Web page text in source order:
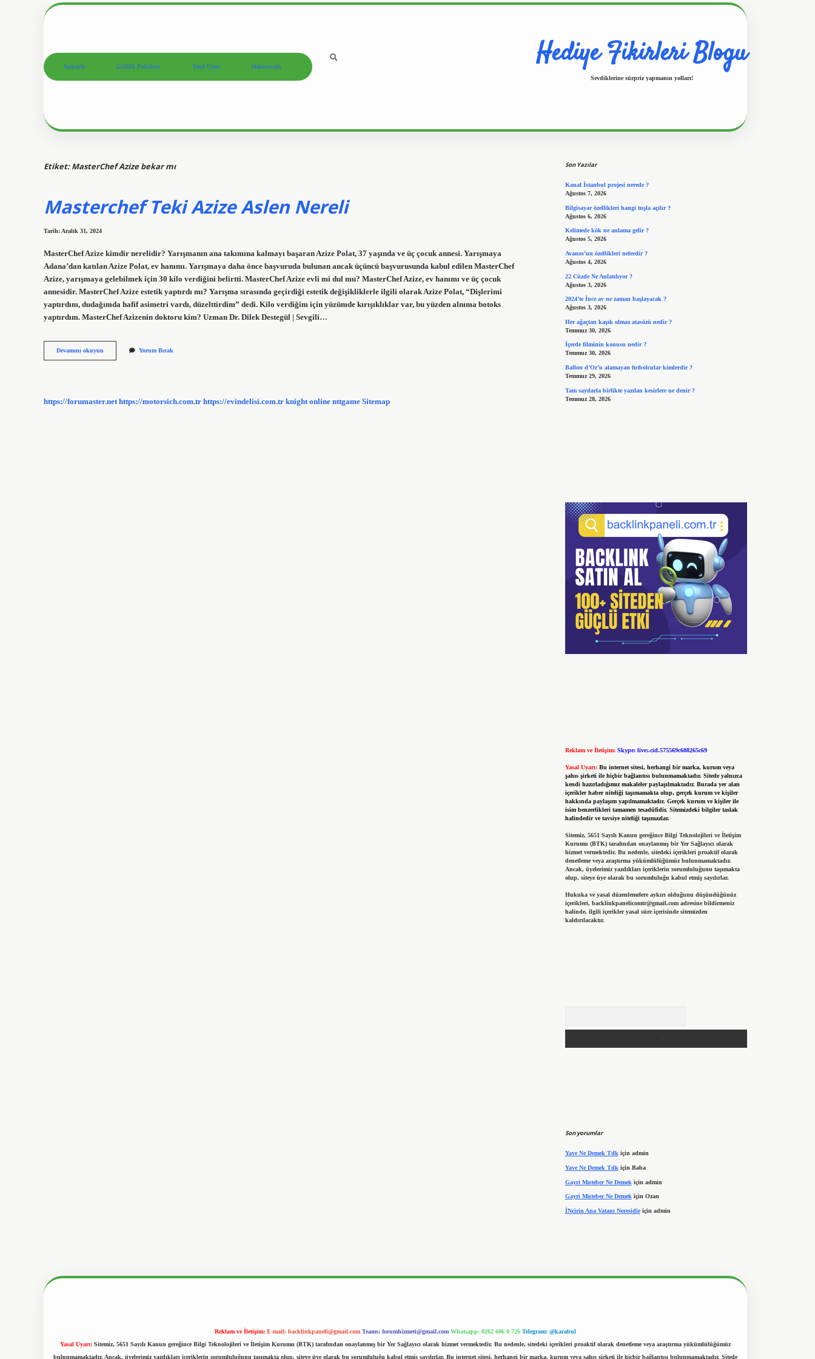
Anasayfa Gizlilik Politikası Yasal Uyarı Hakkımızda Hediye Fikirleri Blogu
Sevdiklerine sürpriz yapmanın yolları!
Etiket:MasterChef Azize bekar mı
Masterchef Teki Azize Aslen Nereli
Tarih: Aralık 31, 2024
MasterChef Azize kimdir nerelidir? Yarışmanın ana takımına kalmayı başaran Azize Polat, 37 yaşında ve üç çocuk annesi. Yarışmaya
Adana’dan katılan Azize Polat, ev hanımı. Yarışmaya daha önce başvuruda bulunan ancak üçüncü başvurusunda kabul edilen MasterChef
Azize, yarışmaya gelebilmek için 30 kilo verdiğini belirtti. MasterChef Azize evli mi dul mu? MasterChef Azize, ev hanımı ve üç çocuk
annesidir. MasterChef Azize estetik yaptırdı mı? Yarışma sırasında geçirdiği estetik değişikliklerle ilgili olarak Azize Polat, “Dişlerimi
yaptırdım, dudağımda hafif asimetri vardı, düzelttirdim” dedi. Kilo verdiğim için yüzümde kırışıklıklar var, bu yüzden alnıma botoks
yaptırdım. MasterChef Azizenin doktoru kim? Uzman Dr. Dilek Destegül | Sevgili…
Devamını okuyun Masterchef
Teki
Yorum Bırak
https://forumaster.net https://motorsich.com.tr https://evindelisi.com.tr knight online nttgame Sitemap
Son Yazılar
Kanal İstanbul projesi nerede ?
Ağustos 7, 2026
Bilgisayar özellikleri hangi tuşla açılır ?
Ağustos 6, 2026
Kelimede kök ne anlama gelir ?
Ağustos 5, 2026
Avanos’un özellikleri nelerdir ?
Ağustos 4, 2026
22 Cüzde Ne Anlatılıyor ?
Ağustos 3, 2026
2024’te İnce av ne zaman başlayacak ?
Ağustos 3, 2026
Her ağaçtan kaşık olmaz atasözü nedir ?
Temmuz 30, 2026
İçerde filminin konusu nedir ?
Temmuz 30, 2026
Ballon d’Or’u alamayan futbolcular kimlerdir ?
Temmuz 29, 2026
Tam sayılarla birlikte yazılan kesirlere ne denir ?
Temmuz 28, 2026
Reklam ve İletişim: Skype: live:.cid.575569c608265c69
Yasal Uyarı: Bu internet sitesi, herhangi bir marka, kurum veya
şahıs şirketi ile hiçbir bağlantısı bulunmamaktadır. Sitede yalnızca
kendi hazırladığımız makaleler paylaşılmaktadır. Burada yer alan
içerikler haber niteliği taşımamakta olup, gerçek kurum ve kişiler
hakkında paylaşım yapılmamaktadır. Gerçek kurum ve kişiler ile
isim benzerlikleri tamamen tesadüfidir. Sitemizdeki bilgiler taslak
halindedir ve tavsiye niteliği taşımazlar.
Sitemiz, 5651 Sayılı Kanun gereğince Bilgi Teknolojileri ve İletişim
Kurumu (BTK) tarafından onaylanmış bir Yer Sağlayıcı olarak
hizmet vermektedir. Bu nedenle, sitedeki içerikleri proaktif olarak
denetleme veya araştırma yükümlülüğümüz bulunmamaktadır.
Ancak, üyelerimiz yazdıkları içeriklerin sorumluluğunu taşımakta
olup, siteye üye olarak bu sorumluluğu kabul etmiş sayılırlar.
Hukuka ve yasal düzenlemelere aykırı olduğunu düşündüğünüz
içerikleri, backlinkpanelicomtr@gmail.comadresine bildirmeniz
halinde, ilgili içerikler yasal süre içerisinde sitemizden
kaldırılacaktır.
Son yorumlar
Yave Ne Demek Tdkiçin admin
Yave Ne Demek Tdk için Baba
Gayri Muteber Ne Demek için admin
Gayri Muteber Ne Demek için Ozan
İNcirin Ana Vatanı Neresidiriçin admin
Reklam ve İletişim: E-mail: backlinkpaneli@gmail.com Teams: forumhizmeti@gmail.com Whatsapp: 0262 606 0 726 Telegram: @karabul
Yasal Uyarı: Sitemiz, 5651 Sayılı Kanun gereğince Bilgi Teknolojileri ve İletişim Kurumu (BTK) tarafından onaylanmış bir Yer Sağlayıcı olarak hizmet vermektedir. Bu nedenle, sitedeki içerikleri proaktif olarak denetleme veya araştırma yükümlülüğümüz
bulunmamaktadır. Ancak, üyelerimiz yazdıkları içeriklerin sorumluluğunu taşımakta olup, siteye üye olarak bu sorumluluğu kabul etmiş sayılırlar. Bu internet sitesi, herhangi bir marka, kurum veya şahıs şirketi ile hiçbir bağlantısı bulunmamaktadır. Sitede